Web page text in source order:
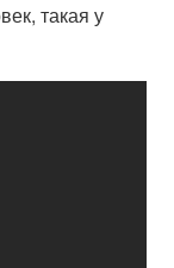
такая у